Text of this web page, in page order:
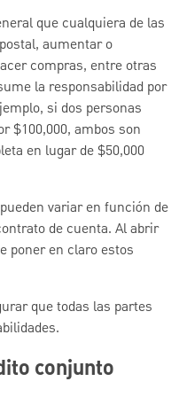
que cualquiera de las
aumentar o
compras, entre otras
la responsabilidad por
si dos personas
$100,000, ambos son
en lugar de $50,000
variar en función de
de cuenta. Al abrir
poner en claro estos
que todas las partes
conjunto